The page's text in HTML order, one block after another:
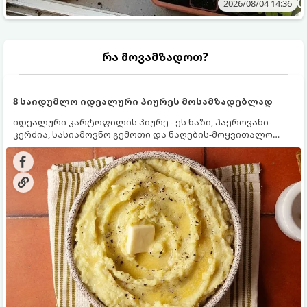
2026/08/04 14:36
რა მოვამზადოთ?
8 საიდუმლო იდეალური პიურეს მოსამზადებლად
იდეალური კარტოფილის პიურე - ეს ნაზი, ჰაეროვანი
კერძია, სასიამოვნო გემოთი და ნაღების-მოყვითალო
ფერით. მისი მომზადება ძალიან მარტივია, მაგრამ
არსებობს რამდენიმე საიდუმლო, რომლებიც უნდა
იცოდეთ, რომ პიურე იდეალურად გემრიელი გამოვიდეს.